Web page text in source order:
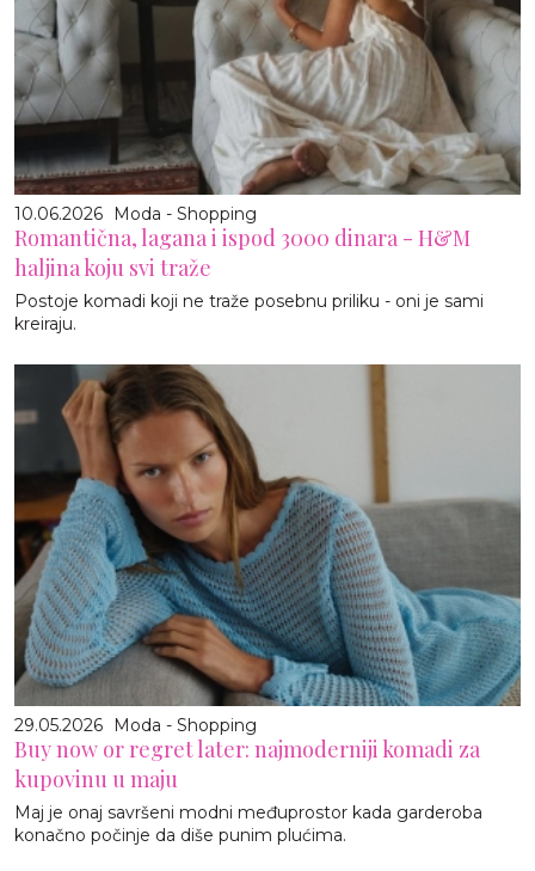
10.06.2026 Moda - Shopping
Romantična, lagana i ispod 3000 dinara - H&M
haljina koju svi traže
Postoje komadi koji ne traže posebnu priliku - oni je sami
kreiraju.
29.05.2026 Moda - Shopping
Buy now or regret later: najmoderniji komadi za
kupovinu u maju
Maj je onaj savršeni modni međuprostor kada garderoba
konačno počinje da diše punim plućima.